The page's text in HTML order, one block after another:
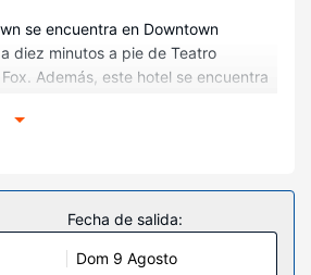
se encuentra en Downtown
diez minutos a pie de Teatro
Además, este hotel se encuentra
propia casa en cualquiera de las
aire acondicionado y televisión de
wifi gratis te mantendrá en
Además, podrás disfrutar de
Fecha de salida:
Dom 9 Agosto